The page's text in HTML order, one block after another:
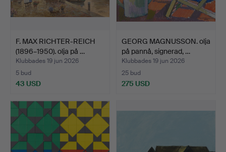
F. MAX RICHTER-REICH
(1896–1950). olja på …
Klubbades 19 jun 2026
5 bud
43 USD
GEORG MAGNUSSON. olja
på pannå, signerad, …
Klubbades 19 jun 2026
25 bud
275 USD